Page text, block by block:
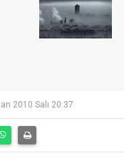
2010 Salı 20:37